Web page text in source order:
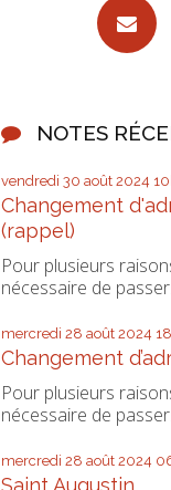
NOTES
vendredi 30 août 2024
Changement
(rappel)
Pour plusieurs
nécessaire de
mercredi 28 août 2024
Changement
Pour plusieurs
nécessaire de
mercredi 28 août 2024